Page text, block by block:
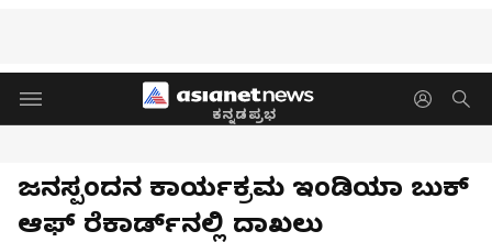
ಕನ್ನಡಪ್ರಭ
ಜನಸ್ಪಂದನ ಕಾರ್ಯಕ್ರಮ ಇಂಡಿಯಾ ಬುಕ್
ಆಫ್ ರೆಕಾರ್ಡ್‌ನಲ್ಲಿ ದಾಖಲು